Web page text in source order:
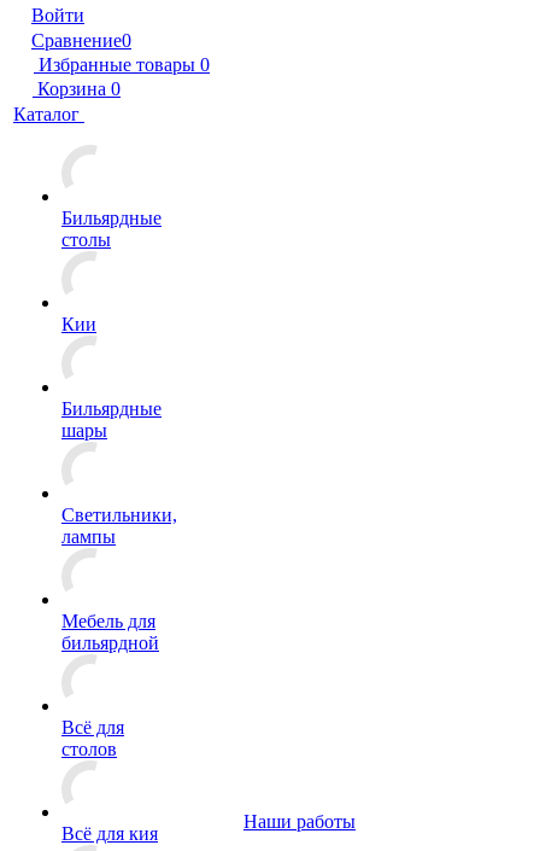
Войти
Сравнение0
Избранные товары 0
Корзина 0
Каталог
Бильярдные
столы
Кии
Бильярдные
шары
Светильники,
лампы
Мебель для
бильярдной
Всё для
столов
Всё для кия
Наши работы